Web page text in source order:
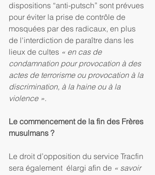
dispositions “anti-putsch” sont prévues
pour éviter la prise de contrôle de
mosquées par des radicaux, en plus
de l'interdiction de paraître dans les
lieux de cultes « en cas de
condamnation pour provocation à des
actes de terrorisme ou provocation à la
discrimination, à la haine ou à la
violence ».
Le commencement de la fin des Frères
musulmans ?
Le droit d’opposition du service Tracfin
sera également  élargi afin de « savoir